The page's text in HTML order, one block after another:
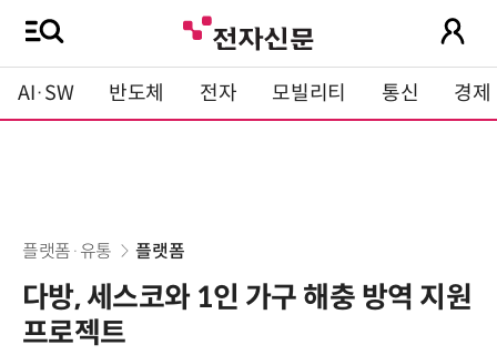
AI·SW 반도체 전자 모빌리티 통신 경제
플랫폼·유통 플랫폼
다방, 세스코와 1인 가구 해충 방역 지원
프로젝트